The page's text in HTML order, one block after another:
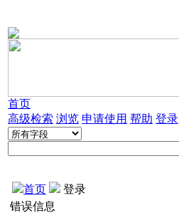
首页
高级检索 浏览 申请使用 帮助 登录
首页
登录
错误信息